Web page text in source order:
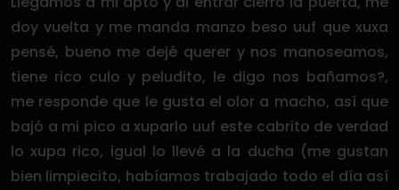
doy vuelta y me manda manzo beso uuf que xuxa
pensé, bueno me dejé querer y nos manoseamos,
tiene rico culo y peludito, le digo nos bañamos?,
me responde que le gusta el olor a macho, así que
bajó a mi pico a xuparlo uuf este cabrito de verdad
lo xupa rico, igual lo llevé a la ducha (me gustan
bien limpiecito, habíamos trabajado todo el día así